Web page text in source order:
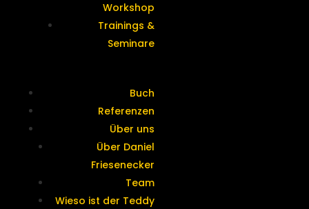
Workshop
Trainings &
Seminare
Buch
Referenzen
Über uns
Über Daniel
Friesenecker
Team
Wieso ist der Teddy